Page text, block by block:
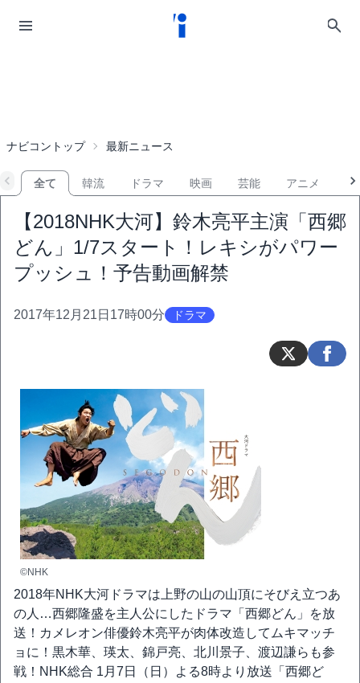
ナビコントップ 最新ニュース
全て 韓流 ドラマ 映画 芸能 アニメ
【2018NHK大河】鈴木亮平主演「西郷
どん」1/7スタート！レキシがパワー
プッシュ！予告動画解禁
2017年12月21日17時00分 ドラマ
©NHK
2018年NHK大河ドラマは上野の山の山頂にそびえ立つあ
の人…西郷隆盛を主人公にしたドラマ「西郷どん」を放
送！カメレオン俳優鈴木亮平が肉体改造してムキマッチ
ョに！黒木華、瑛太、錦戸亮、北川景子、渡辺謙らも参
戦！NHK総合 1月7日（日）よる8時より放送「西郷ど